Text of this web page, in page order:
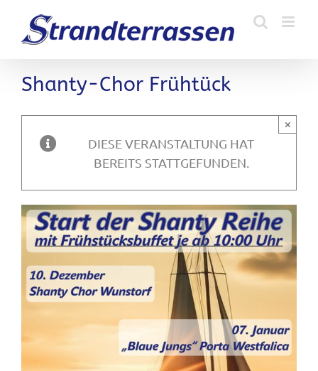
Inhalt
springen
Shanty-Chor Frühtück
DIESE VERANSTALTUNG HAT
BEREITS STATTGEFUNDEN.
×